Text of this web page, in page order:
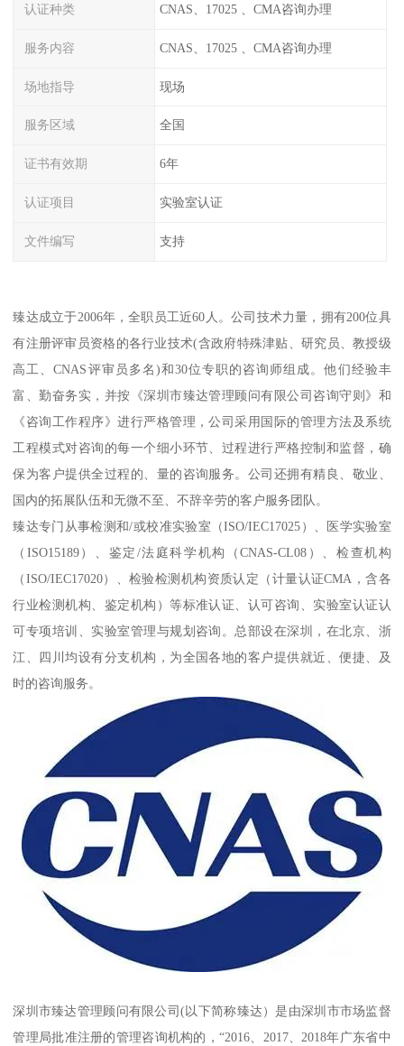
认证种类 CNAS、17025 、CMA咨询办理
服务内容 CNAS、17025 、CMA咨询办理
场地指导 现场
服务区域 全国
证书有效期 6年
认证项目 实验室认证
文件编写 支持
臻达成立于2006年，全职员工近60人。公司技术力量，拥有200位具
有注册评审员资格的各行业技术(含政府特殊津贴、研究员、教授级
高工、CNAS评审员多名)和30位专职的咨询师组成。他们经验丰
富、勤奋务实，并按《深圳市臻达管理顾问有限公司咨询守则》和
《咨询工作程序》进行严格管理，公司采用国际的管理方法及系统
工程模式对咨询的每一个细小环节、过程进行严格控制和监督，确
保为客户提供全过程的、量的咨询服务。公司还拥有精良、敬业、
国内的拓展队伍和无微不至、不辞辛劳的客户服务团队。
臻达专门从事检测和/或校准实验室（ISO/IEC17025）、医学实验室
（ISO15189）、鉴定/法庭科学机构（CNAS-CL08）、检查机构
（ISO/IEC17020）、检验检测机构资质认定（计量认证CMA，含各
行业检测机构、鉴定机构）等标准认证、认可咨询、实验室认证认
可专项培训、实验室管理与规划咨询。总部设在深圳，在北京、浙
江、四川均设有分支机构，为全国各地的客户提供就近、便捷、及
时的咨询服务。
深圳市臻达管理顾问有限公司(以下简称臻达）是由深圳市市场监督
管理局批准注册的管理咨询机构的，“2016、2017、2018年广东省中